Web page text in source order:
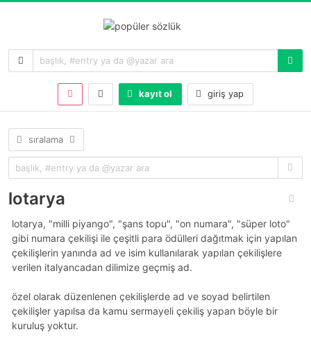
kayıt ol giriş yap
sıralama
lotarya
lotarya, "milli piyango", "şans topu", "on numara", "süper loto"
gibi numara çekilişi ile çeşitli para ödülleri dağıtmak için yapılan
çekilişlerin yanında ad ve isim kullanılarak yapılan çekilişlere
verilen italyancadan dilimize geçmiş ad.
özel olarak düzenlenen çekilişlerde ad ve soyad belirtilen
çekilişler yapılsa da kamu sermayeli çekiliş yapan böyle bir
kuruluş yoktur.